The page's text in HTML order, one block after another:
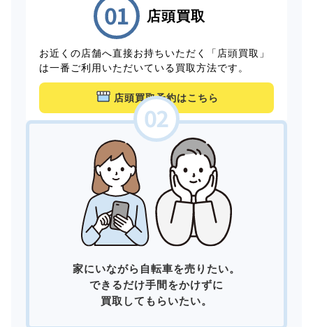
店頭買取
お近くの店舗へ直接お持ちいただく「店頭買取」
は一番ご利用いただいている買取方法です。
店頭買取予約はこちら
家にいながら自転車を売りたい。
できるだけ手間をかけずに
買取してもらいたい。